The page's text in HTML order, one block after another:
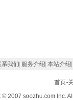
系我们 服务介绍 |本站介绍
首页-
© 2007 soozhu.com Inc.